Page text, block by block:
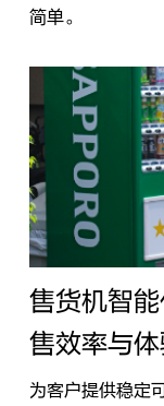
简单。
售货机智
售效率与
为客户提供稳定